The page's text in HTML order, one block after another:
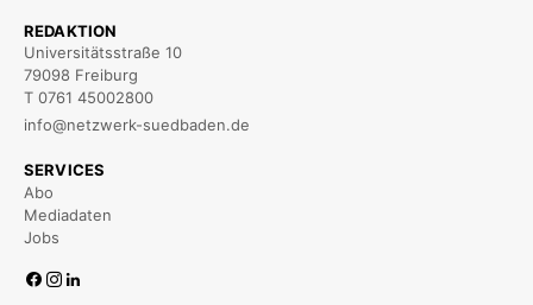
REDAKTION
Universitätsstraße 10
79098 Freiburg
T 0761 45002800
info@netzwerk-suedbaden.de
SERVICES
Abo
Mediadaten
Jobs